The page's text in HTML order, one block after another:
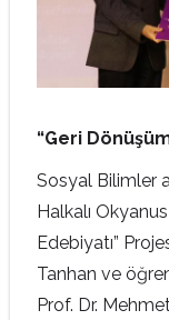
“Geri
Sosyal Bilimler
Halkalı
Edebiyatı”
Tanhan ve
Prof. Dr.